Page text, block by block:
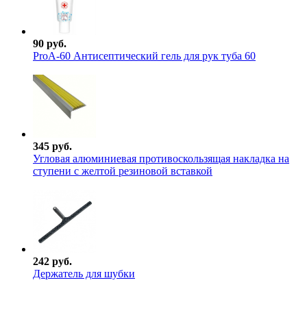
90 руб.
ProА-60 Антисептический гель для рук туба 60
345 руб.
Угловая алюминиевая противоскользящая накладка на
ступени с желтой резиновой вставкой
242 руб.
Держатель для шубки